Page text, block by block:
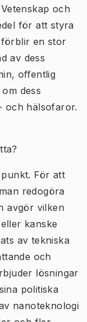
och
för att styra
förblir en stor
av dess
oﬀentlig
dess
och hälsofaror.
För att
redogöra
avgör vilken
kanske
av tekniska
och
lösningar
politiska
nanoteknologi